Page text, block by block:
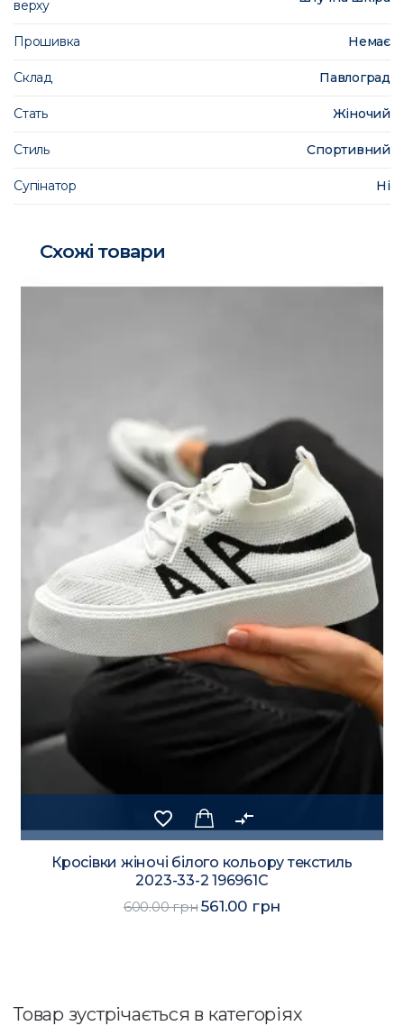
верху
Прошивка Немає
Склад Павлоград
Стать Жіночий
Стиль Спортивний
Супінатор Ні
Схожі товари
favorite_border compare_arrows
Кросівки жіночі білого кольору текстиль
2023-33-2 196961C
600.00 грн561.00 грн
Товар зустрічається в категоріях